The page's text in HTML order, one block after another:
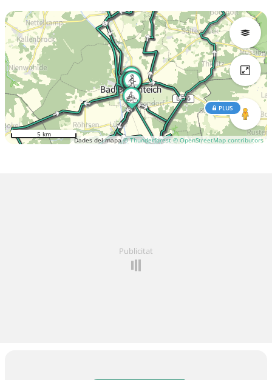
Dades del mapa© Thunderforest © OpenStreetMap contributors
PLUS
5 km
Publicitat